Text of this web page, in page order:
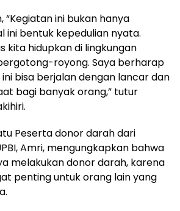
“Kegiatan ini bukan hanya
ini bentuk kepedulian nyata.
kita hidupkan di lingkungan
royong. Saya berharap
bisa berjalan dengan lancar dan
bagi banyak orang,” tutur
Peserta donor darah dari
Amri, mengungkapkan bahwa
melakukan donor darah, karena
penting untuk orang lain yang